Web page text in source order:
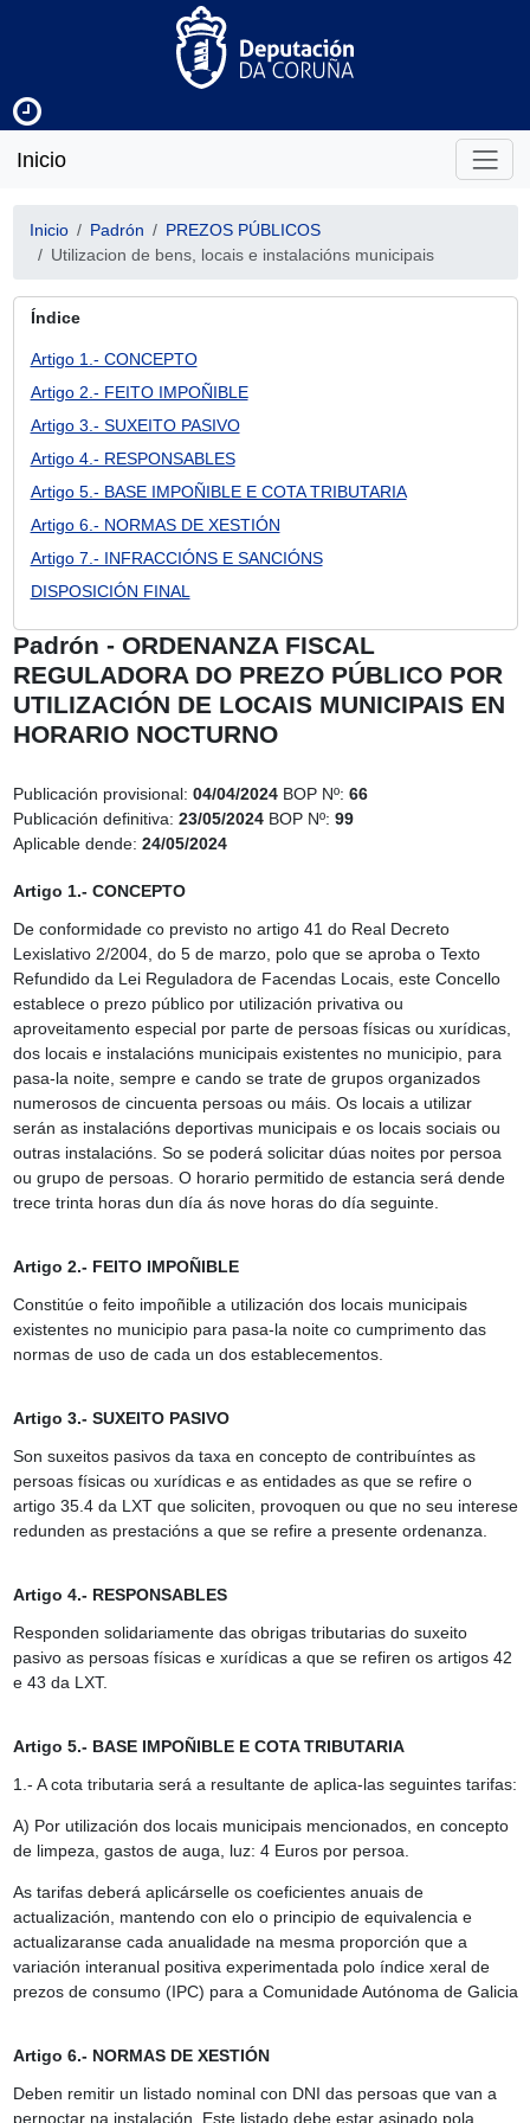
Inicio
Inicio Padrón
PREZOS PÚBLICOS
Utilizacion de bens, locais e instalacións municipais
Índice
Artigo 1.- CONCEPTO
Artigo 2.- FEITO IMPOÑIBLE
Artigo 3.- SUXEITO PASIVO
Artigo 4.- RESPONSABLES
Artigo 5.- BASE IMPOÑIBLE E COTA TRIBUTARIA
Artigo 6.- NORMAS DE XESTIÓN
Artigo 7.- INFRACCIÓNS E SANCIÓNS
DISPOSICIÓN FINAL
Padrón - ORDENANZA FISCAL
REGULADORA DO PREZO PÚBLICO POR
UTILIZACIÓN DE LOCAIS MUNICIPAIS EN
HORARIO NOCTURNO
Publicación provisional: 04/04/2024 BOP Nº: 66
Publicación definitiva: 23/05/2024 BOP Nº: 99
Aplicable dende: 24/05/2024
Artigo 1.- CONCEPTO
De conformidade co previsto no artigo 41 do Real Decreto
Lexislativo 2/2004, do 5 de marzo, polo que se aproba o Texto
Refundido da Lei Reguladora de Facendas Locais, este Concello
establece o prezo público por utilización privativa ou
aproveitamento especial por parte de persoas físicas ou xurídicas,
dos locais e instalacións municipais existentes no municipio, para
pasa-la noite, sempre e cando se trate de grupos organizados
numerosos de cincuenta persoas ou máis. Os locais a utilizar
serán as instalacións deportivas municipais e os locais sociais ou
outras instalacións. So se poderá solicitar dúas noites por persoa
ou grupo de persoas. O horario permitido de estancia será dende
trece trinta horas dun día ás nove horas do día seguinte.
Artigo 2.- FEITO IMPOÑIBLE
Constitúe o feito impoñible a utilización dos locais municipais
existentes no municipio para pasa-la noite co cumprimento das
normas de uso de cada un dos establecementos.
Artigo 3.- SUXEITO PASIVO
Son suxeitos pasivos da taxa en concepto de contribuíntes as
persoas físicas ou xurídicas e as entidades as que se refire o
artigo 35.4 da LXT que soliciten, provoquen ou que no seu interese
redunden as prestacións a que se refire a presente ordenanza.
Artigo 4.- RESPONSABLES
Responden solidariamente das obrigas tributarias do suxeito
pasivo as persoas físicas e xurídicas a que se refiren os artigos 42
e 43 da LXT.
Artigo 5.- BASE IMPOÑIBLE E COTA TRIBUTARIA
1.- A cota tributaria será a resultante de aplica-las seguintes tarifas:
A) Por utilización dos locais municipais mencionados, en concepto
de limpeza, gastos de auga, luz: 4 Euros por persoa.
As tarifas deberá aplicárselle os coeficientes anuais de
actualización, mantendo con elo o principio de equivalencia e
actualizaranse cada anualidade na mesma proporción que a
variación interanual positiva experimentada polo índice xeral de
prezos de consumo (IPC) para a Comunidade Autónoma de Galicia
Artigo 6.- NORMAS DE XESTIÓN
Deben remitir un listado nominal con DNI das persoas que van a
pernoctar na instalación. Este listado debe estar asinado pola